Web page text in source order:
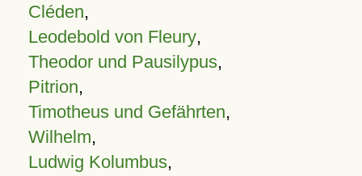
Cléden,
Leodebold von Fleury,
Theodor und Pausilypus,
Pitrion,
Timotheus und Gefährten,
Wilhelm,
Ludwig Kolumbus,